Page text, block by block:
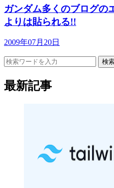
ガンダム多くのブログの
よりは貼られる!!
2009年07月20日
検
最新記事